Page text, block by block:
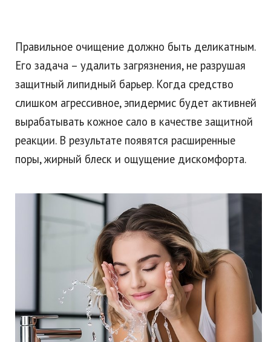
Правильное очищение должно быть деликатным.
Его задача – удалить загрязнения, не разрушая
защитный липидный барьер. Когда средство
слишком агрессивное, эпидермис будет активней
вырабатывать кожное сало в качестве защитной
реакции. В результате появятся расширенные
поры, жирный блеск и ощущение дискомфорта.